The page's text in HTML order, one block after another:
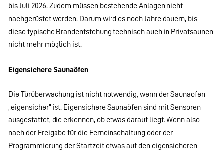
bis Juli 2026. Zudem müssen bestehende Anlagen nicht
nachgerüstet werden. Darum wird es noch Jahre dauern, bis
diese typische Brandentstehung technisch auch in Privatsaunen
nicht mehr möglich ist.
Eigensichere Saunaöfen
Die Türüberwachung ist nicht notwendig, wenn der Saunaofen
„eigensicher“ ist. Eigensichere Saunaöfen sind mit Sensoren
ausgestattet, die erkennen, ob etwas darauf liegt. Wenn also
nach der Freigabe für die Ferneinschaltung oder der
Programmierung der Startzeit etwas auf den eigensicheren